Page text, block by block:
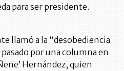
para ser presidente.
llamó a la “desobediencia
por una columna en
Hernández, quien